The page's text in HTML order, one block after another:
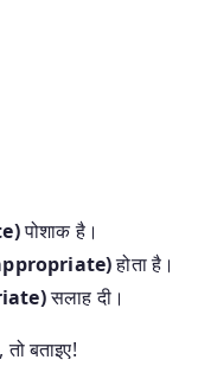
पोशाक है।
होता है।
सलाह दी।
बताइए!